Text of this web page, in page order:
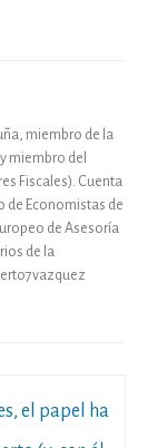
miembro de la
miembro del
Fiscales). Cuenta
de Economistas de
de Asesoría
de la
el papel ha